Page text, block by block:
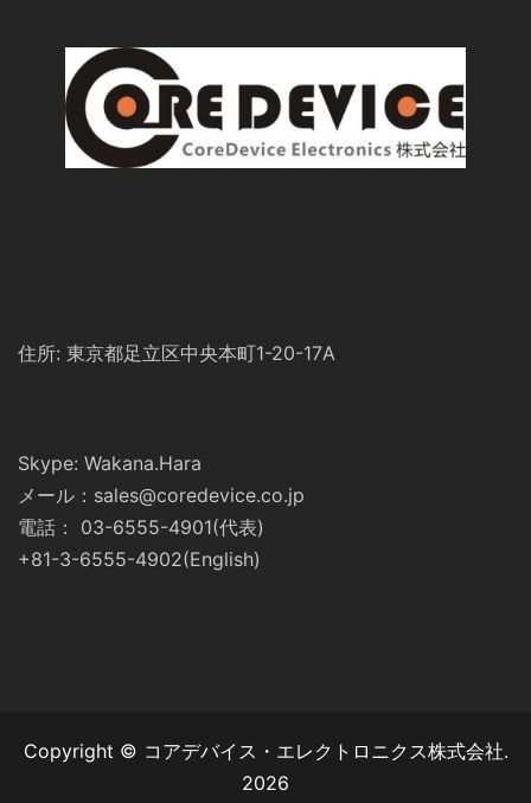
住所: 東京都足立区中央本町1-20-17A
Skype: Wakana.Hara
メール：sales@coredevice.co.jp
電話： 03-6555-4901(代表)
+81-3-6555-4902(English)
Copyright © コアデバイス・エレクトロニクス株式会社.
2026